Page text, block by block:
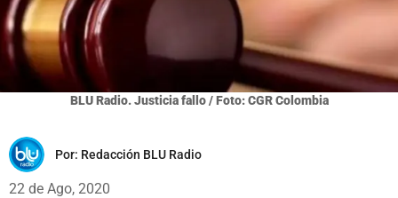
BLU Radio. Justicia fallo / Foto: CGR Colombia
Por: Redacción BLU Radio
22 de Ago, 2020